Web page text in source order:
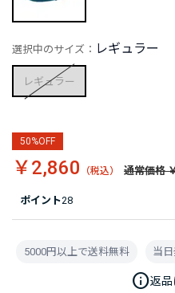
ポイント28
選択中のサイズ： レギュラー
レギュラー
50%OFF
￥2,860 通常価格
5000円以上で送料無料 当
info返品